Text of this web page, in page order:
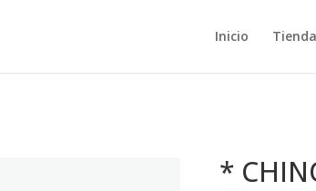
Inicio Tienda
*